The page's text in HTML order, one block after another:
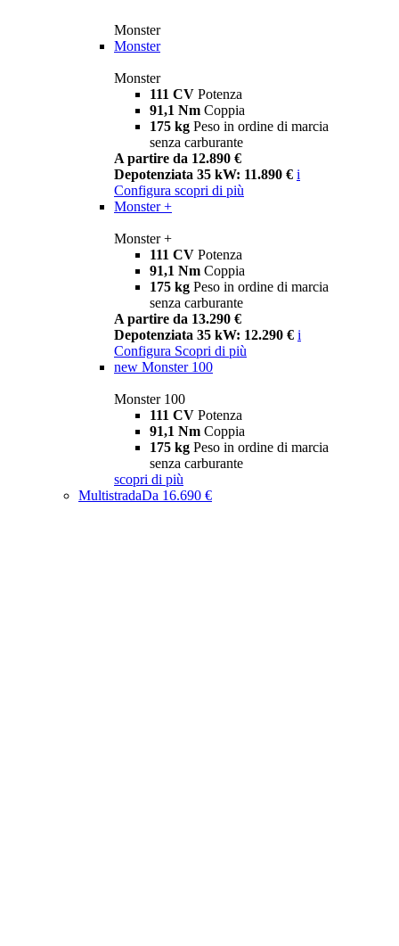
Monster
Monster
Monster
111 CV Potenza
91,1 Nm Coppia
175 kg Peso in ordine di marcia
senza carburante
A partire da 12.890 €
Depotenziata 35 kW: 11.890 € i
Configura scopri di più
Monster +
Monster +
111 CV Potenza
91,1 Nm Coppia
175 kg Peso in ordine di marcia
senza carburante
A partire da 13.290 €
Depotenziata 35 kW: 12.290 € i
Configura Scopri di più
new Monster 100
Monster 100
111 CV Potenza
91,1 Nm Coppia
175 kg Peso in ordine di marcia
senza carburante
scopri di più
MultistradaDa 16.690 €